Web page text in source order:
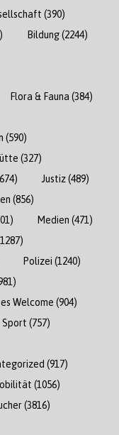
(390)
Bildung(2244)
Flora & Fauna (384)
(590)
(327)
Justiz(489)
(856)
Medien (471)
Polizei (1240)
Welcome (904)
Sport (757)
(917)
(1056)
(3816)